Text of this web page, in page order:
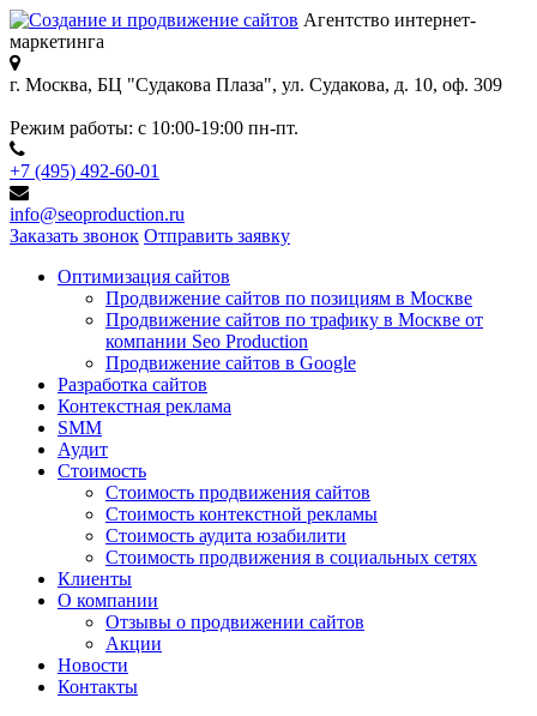
Агентство интернет-
маркетинга
г. Москва, БЦ "Судакова Плаза", ул. Судакова, д. 10, оф. 309
Режим работы: с 10:00-19:00 пн-пт.
+7 (495) 492-60-01
info@seoproduction.ru
Заказать звонок Отправить заявку
Оптимизация сайтов
Продвижение сайтов по позициям в Москве
Продвижение сайтов по трафику в Москве от
компании Seo Production
Продвижение сайтов в Google
Разработка сайтов
Контекстная реклама
SMM
Аудит
Стоимость
Стоимость продвижения сайтов
Стоимость контекстной рекламы
Стоимость аудита юзабилити
Стоимость продвижения в социальных сетях
Клиенты
О компании
Отзывы о продвижении сайтов
Акции
Новости
Контакты